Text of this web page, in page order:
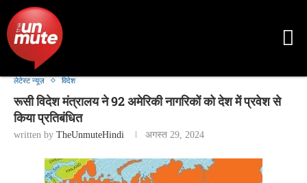
लेटेस्ट न्यूज़ विदेश
रूसी विदेश मंत्रालय ने 92 अमेरिकी नागरिकों को देश में प्रवेश से
किया प्रतिबंधित
written by TheUnmuteHindi अगस्त 29, 2024